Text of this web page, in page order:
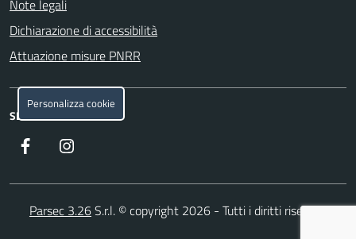
Note legali
Dichiarazione di accessibilità
Attuazione misure PNRR
SEGUICI SU
Facebook
Parsec 3.26S.r.l. © copyright 2026 - Tutti i diritti riservati
Personalizza cookie